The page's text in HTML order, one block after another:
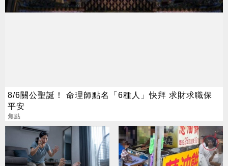
8/6關公聖誕！ 命理師點名「6種人」快拜 求財求職保
平安
焦點